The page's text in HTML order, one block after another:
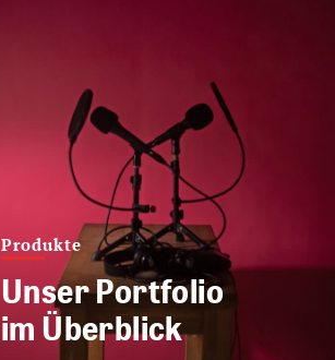
Produkte
Unser Portfolio
im Überblick